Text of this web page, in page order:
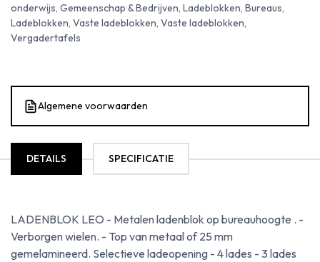
onderwijs, Gemeenschap & Bedrijven, Ladeblokken, Bureaus,
Ladeblokken, Vaste ladeblokken, Vaste ladeblokken,
Vergadertafels
Algemene voorwaarden
DETAILS SPECIFICATIE
LADENBLOK LEO - Metalen ladenblok op bureauhoogte . -
Verborgen wielen. - Top van metaal of 25 mm
gemelamineerd. Selectieve ladeopening - 4 lades - 3 lades